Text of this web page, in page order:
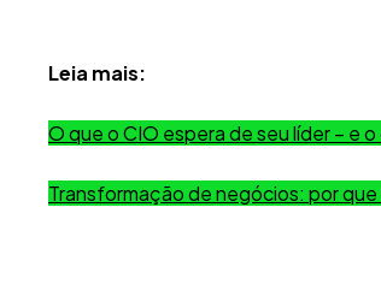
Leia mais:
O que o CIO espera de seu líder – e
Transformação de negócios: por